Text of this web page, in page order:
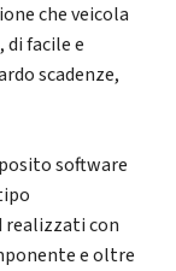
che veicola
facile e
scadenze,
software
realizzati con
e oltre